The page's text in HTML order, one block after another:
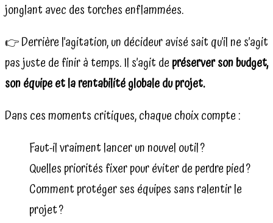
jonglant avec des torches enflammées.
👉 Derrière l’agitation, un décideur avisé sait qu’il ne s’agit
pas juste de finir à temps. Il s’agit depréserver son budget,
son équipe et la rentabilité globale du projet.
Dans ces moments critiques, chaque choix compte :
Faut-il vraiment lancer un nouvel outil ?
Quelles priorités fixer pour éviter de perdre pied ?
Comment protéger ses équipes sans ralentir le
projet ?